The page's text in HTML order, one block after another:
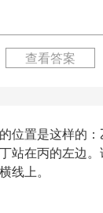
查看答案
位置是这样的：
站在丙的左边。
线上。